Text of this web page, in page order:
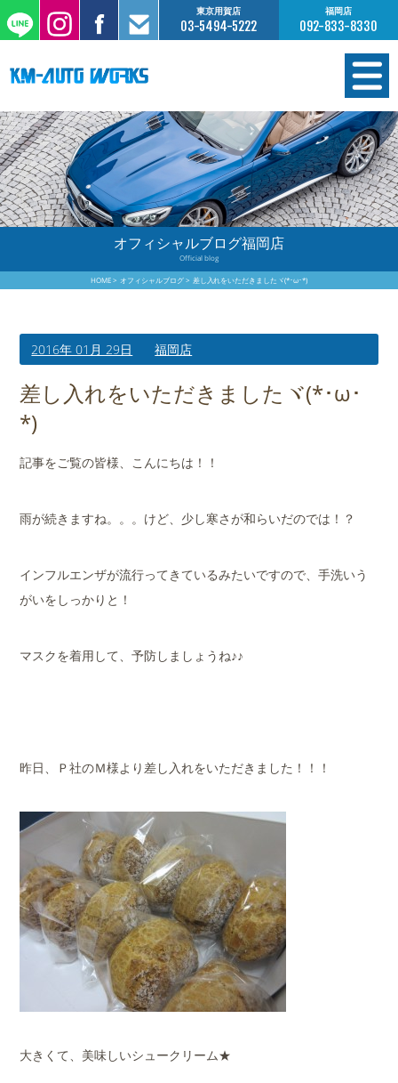
東京用賀店
03-5494-5222
福岡店
092-833-8330
在庫情報
オーダー販売
工場サービス
保証について
買取査定のご案内
店舗案内
オフィシャルブログ福岡店
Official blog
HOME オフィシャルブログ 差し入れをいただきましたヾ(*･ω･*)
2016年 01月 29日 福岡店
差し入れをいただきましたヾ(*･ω･
*)
記事をご覧の皆様、こんにちは！！
雨が続きますね。。。けど、少し寒さが和らいだのでは！？
インフルエンザが流行ってきているみたいですので、手洗いう
がいをしっかりと！
マスクを着用して、予防しましょうね♪♪
昨日、Ｐ社のＭ様より差し入れをいただきました！！！
大きくて、美味しいシュークリーム★